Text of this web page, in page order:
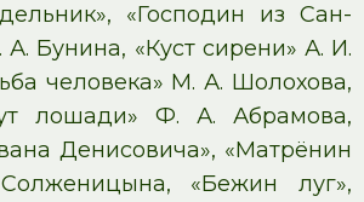
«Господин из Сан-
Бунина, «Куст сирени» А. И.
человека» М. А. Шолохова,
лошади» Ф. А. Абрамова,
Денисовича», «Матрёнин
«Бежин луг»,